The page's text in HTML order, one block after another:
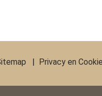
Privacy en